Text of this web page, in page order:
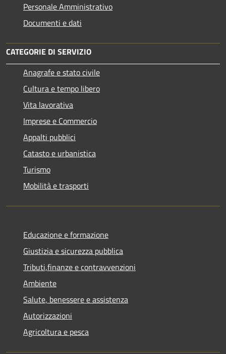
Personale Amministrativo
Documenti e dati
CATEGORIE DI SERVIZIO
Anagrafe e stato civile
Cultura e tempo libero
Vita lavorativa
Imprese e Commercio
Appalti pubblici
Catasto e urbanistica
Turismo
Mobilità e trasporti
Educazione e formazione
Giustizia e sicurezza pubblica
Tributi,finanze e contravvenzioni
Ambiente
Salute, benessere e assistenza
Autorizzazioni
Agricoltura e pesca